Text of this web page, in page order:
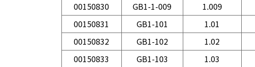
00150830
GB1-1-009 1.009
00150831
GB1-101 1.01
00150832
GB1-102 1.02
00150833
GB1-103 1.03